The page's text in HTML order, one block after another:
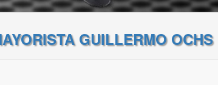
GUILLERMO OCHS